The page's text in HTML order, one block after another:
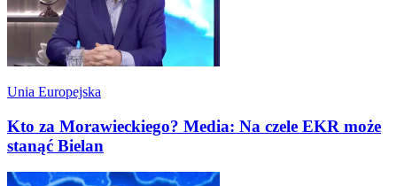
Unia Europejska
Kto za Morawieckiego? Media: Na czele EKR może
stanąć Bielan